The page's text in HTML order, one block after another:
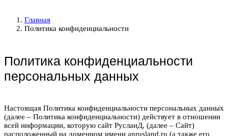
Главная
Политика конфиденциальности
Политика конфиденциальности
персональных данных
Настоящая Политика конфиденциальности персональных данных
(далее – Политика конфиденциальности) действует в отношении
всей информации, которую сайт РусланД, (далее – Сайт)
расположенный на доменном имени anrusland.ru (а также его